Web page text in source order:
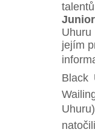
jejím
Black